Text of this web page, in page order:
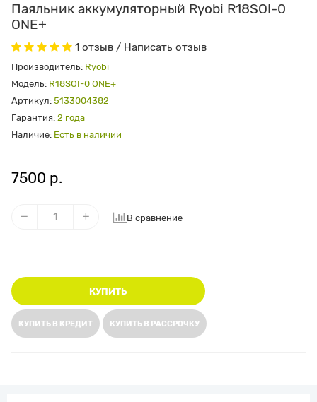
Паяльник аккумуляторный Ryobi R18SOI-0
ONE+
1 отзыв / Написать отзыв
Производитель: Ryobi
Модель: R18SOI-0 ONE+
Артикул: 5133004382
Гарантия: 2 года
Наличие: Есть в наличии
7500 р.
В сравнение
КУПИТЬ
КУПИТЬ В КРЕДИТ КУПИТЬ В РАССРОЧКУ